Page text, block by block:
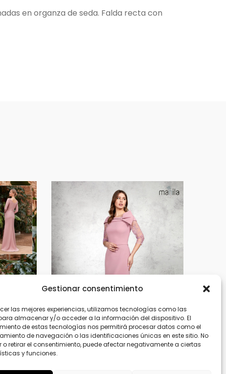
Gestionar consentimiento
las mejores experiencias, utilizamos tecnologías como las
almacenar y/o acceder a la información del dispositivo. El
de estas tecnologías nos permitirá procesar datos como el
de navegación o las identificaciones únicas en este sitio. No
o retirar el consentimiento, puede afectar negativamente a ciertas
y funciones.
en organza de seda. Falda recta con
Escano